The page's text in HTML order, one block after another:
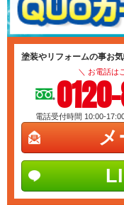
塗装やリフォームの事お
＼ お電話は
電話受付時間 10:00-
メ